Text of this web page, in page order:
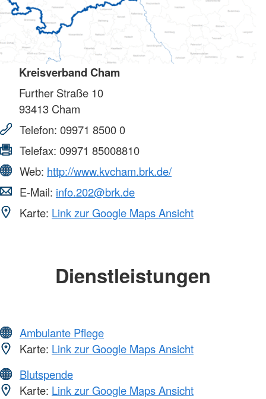
Kreisverband Cham
Further Straße 10
93413 Cham
Telefon: 09971 8500 0
Telefax: 09971 85008810
Web: http://www.kvcham.brk.de/
E-Mail: info.202@brk.de
Karte: Link zur Google Maps Ansicht
Dienstleistungen
Ambulante Pflege
Karte: Link zur Google Maps Ansicht
Blutspende
Karte: Link zur Google Maps Ansicht